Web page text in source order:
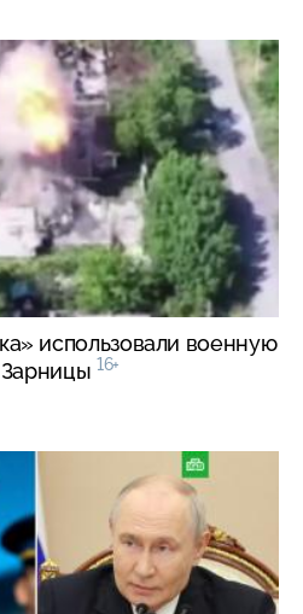
использовали военную
Зарницы 16+